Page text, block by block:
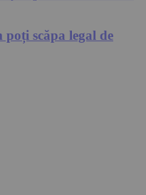
scăpa legal de